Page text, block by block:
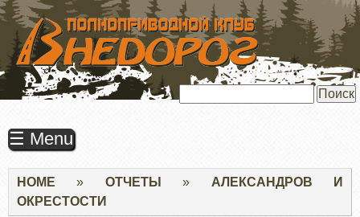
ПЕРЕЙТИ
ОСНОВНОМУ
СОДЕРЖАНИЮ
☰ Menu
Строка
навигации
HOME ОТЧЕТЫ
АЛЕКСАНДРОВ И
ОКРЕСТОСТИ